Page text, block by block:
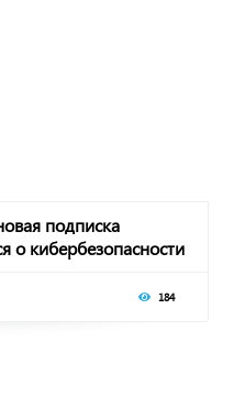
подписка
о кибербезопасности
184